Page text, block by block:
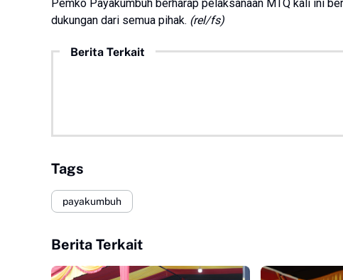
Pemko Payakumbuh berharap pelaksanaan MTQ kali ini
dukungan dari semua pihak. (rel/fs)
Berita Terkait
Tags
payakumbuh
Berita Terkait